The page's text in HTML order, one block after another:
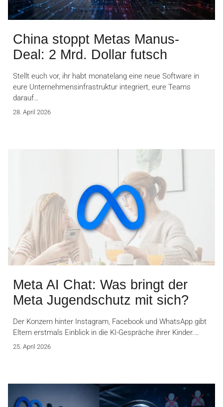
China stoppt Metas Manus-
Deal: 2 Mrd. Dollar futsch
Stellt euch vor, ihr habt monatelang eine neue Software in
eure Unternehmensinfrastruktur integriert, eure Teams
darauf…
28. April 2026
Meta AI Chat: Was bringt der
Meta Jugendschutz mit sich?
Der Konzern hinter Instagram, Facebook und WhatsApp gibt
Eltern erstmals Einblick in die KI-Gespräche ihrer Kinder.…
25. April 2026